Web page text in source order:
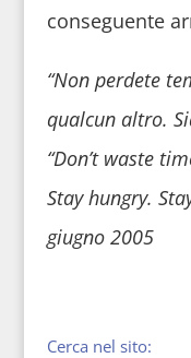
conseguente
“Non perdete
qualcun altro.
“Don’t waste
Stay hungry.
giugno 2005
Cerca nel sito: